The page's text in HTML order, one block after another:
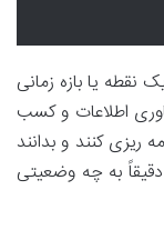
نقطه یا بازه زمانی
اطلاعات و کسب
ریزی کنند و بدانند
به چه وضعیتی